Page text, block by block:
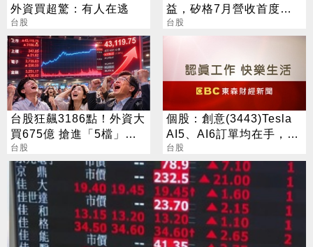
外資買超驚：有人在逃
台股
益，矽格7月營收首度站
上20億元創高，後續會更
台股
台股狂飆3186點！外資大
買675億 搶進「5檔」
ETF
台股
個股：創意(3443)Tesla
AI5、AI6訂單均在手，谷
歌Axion2 CPU出貨有上
修空間
台股